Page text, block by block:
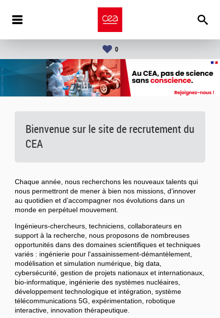
0
Bienvenue sur le site de recrutement du
CEA
Chaque année, nous recherchons les nouveaux talents qui
nous permettront de mener à bien nos missions, d’innover
au quotidien et d’accompagner nos évolutions dans un
monde en perpétuel mouvement.
Ingénieurs-chercheurs, techniciens, collaborateurs en
support à la recherche, nous proposons de nombreuses
opportunités dans des domaines scientifiques et techniques
variés : ingénierie pour l'assainissement-démantèlement,
modélisation et simulation numérique, big data,
cybersécurité, gestion de projets nationaux et internationaux,
bio-informatique, ingénierie des systèmes nucléaires,
développement technologique et intégration, système
télécommunications 5G, expérimentation, robotique
interactive, innovation thérapeutique.